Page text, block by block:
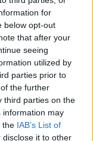
for
below opt-out
that after your
seeing
utilized by
parties prior to
the further
third parties on the
information may
the IAB’s List of
it to other